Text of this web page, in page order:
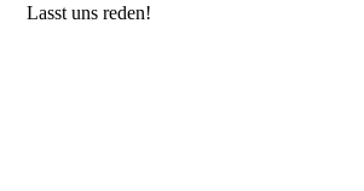
Lasst uns reden!